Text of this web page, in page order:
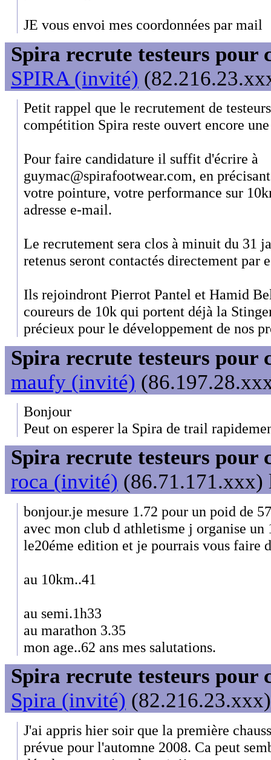
JE vous envoi mes coordonnées par mail
Spira recrute testeurs pour
SPIRA (invité)
Petit rappel que le recrutement de
compétition Spira reste ouvert encore
Pour faire candidature il suffit d'écrire à
guymac@spirafootwear.com, en
votre pointure, votre performance sur
adresse e-mail.
Le recrutement sera clos à minuit du 31
retenus seront contactés directement par
Ils rejoindront Pierrot Pantel et Hamid
coureurs de 10k qui portent déjà la
précieux pour le développement de nos
Spira recrute testeurs pour
maufy (invité)
Bonjour
Peut on esperer la Spira de trail
Spira recrute testeurs pour
roca (invité) (86.71.171.xxx)
bonjour.je mesure 1.72 pour un poid de
avec mon club d athletisme j organise un
le20éme edition et je pourrais vous faire
au 10km..41
au semi.1h33
au marathon 3.35
mon age..62 ans mes salutations.
Spira recrute testeurs pour
Spira (invité)
J'ai appris hier soir que la première
prévue pour l'automne 2008. Ca peut